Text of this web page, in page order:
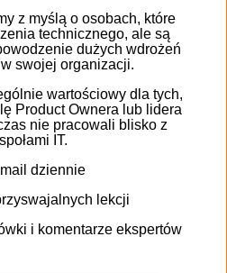
firmie?
zapytanie ofertowe?
co zwrócić uwagę